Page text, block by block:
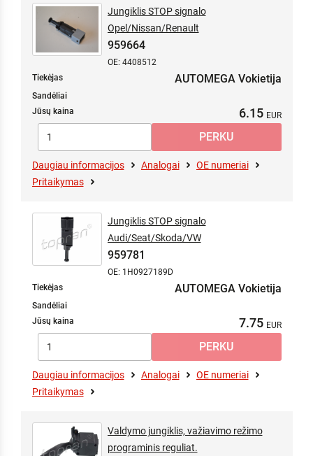
Jungiklis STOP signalo
Opel/Nissan/Renault
959664
OE: 4408512
Tiekėjas
AUTOMEGA Vokietija
Sandėliai
Jūsų kaina
6.15
Daugiau informacijos Analogai
OE numeriai
Pritaikymas
Jungiklis STOP signalo
Audi/Seat/Skoda/VW
959781
OE: 1H0927189D
Tiekėjas
AUTOMEGA Vokietija
Sandėliai
Jūsų kaina
7.75
Daugiau informacijos Analogai
OE numeriai
Pritaikymas
Valdymo jungiklis, važiavimo režimo
programinis reguliat.